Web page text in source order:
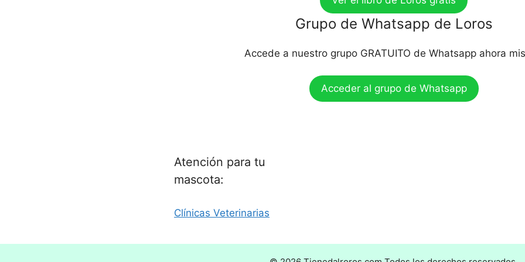
Grupo de Whatsapp de Loros
Accede a nuestro grupo GRATUITO de Whatsapp ahora
Acceder al grupo de Whatsapp
Atención para tu
mascota:
Clínicas Veterinarias